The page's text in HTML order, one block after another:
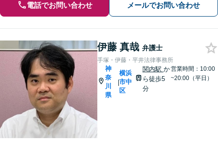
電話でお問い合わせ メールでお問い合わせ
伊藤 真哉 弁護士
手塚・伊藤・平井法律事務所
神
奈
川
県
|
横浜
市中
区
関内駅 か
ら徒歩5
分
営業時間：10:00
~20:00（平日）